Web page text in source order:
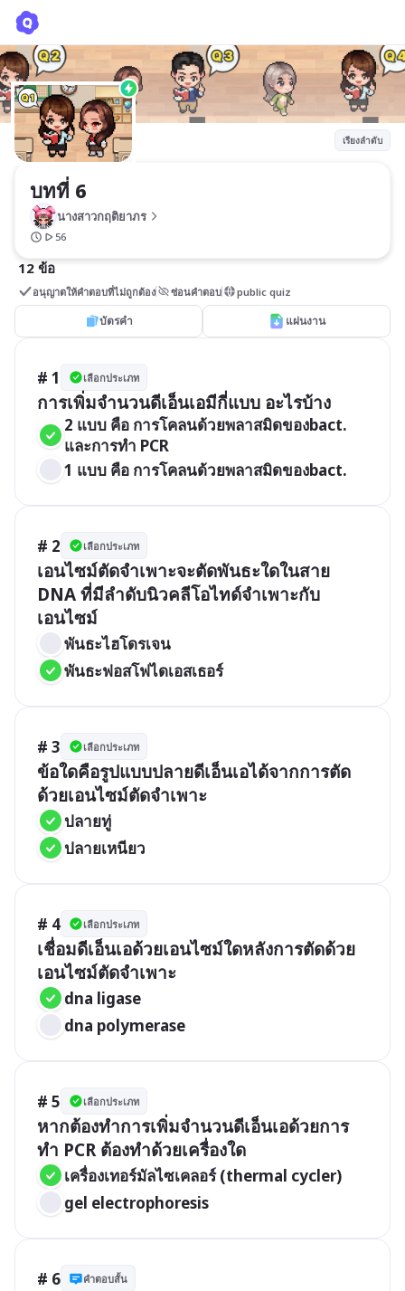
เรียงลำดับ
บทที่ 6
นางสาวกฤติยาภร
56
12 ข้อ
อนุญาตให้คำตอบที่ไม่ถูกต้อง ซ่อนคำตอบ public quiz
บัตรคำ แผ่นงาน
# 1 เลือกประเภท
การเพิ่มจำนวนดีเอ็นเอมีกี่แบบ อะไรบ้าง
2 แบบ คือ การโคลนด้วยพลาสมิดของbact.
และการทำ PCR
1 แบบ คือ การโคลนด้วยพลาสมิดของbact.
# 2 เลือกประเภท
เอนไซม์ตัดจำเพาะจะตัดพันธะใดในสาย
DNA ที่มีลำดับนิวคลีโอไทด์จำเพาะกับ
เอนไซม์
พันธะไฮโดรเจน
พันธะฟอสโฟไดเอสเธอร์
# 3 เลือกประเภท
ข้อใดคือรูปแบบปลายดีเอ็นเอได้จากการตัด
ด้วยเอนไซม์ตัดจำเพาะ
ปลายทู่
ปลายเหนียว
# 4 เลือกประเภท
เชื่อมดีเอ็นเอด้วยเอนไซม์ใดหลังการตัดด้วย
เอนไซม์ตัดจำเพาะ
dna ligase
dna polymerase
# 5 เลือกประเภท
หากต้องทำการเพิ่มจำนวนดีเอ็นเอด้วยการ
ทำ PCR ต้องทำด้วยเครื่องใด
เครื่องเทอร์มัลไซเคลอร์ (thermal cycler)
gel electrophoresis
# 6 คำตอบสั้น